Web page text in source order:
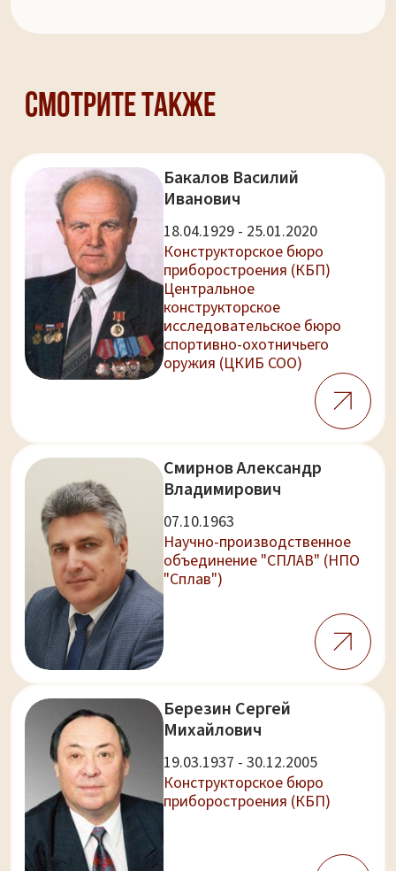
Смотрите также
Бакалов Василий
Иванович
18.04.1929 - 25.01.2020
Конструкторское бюро
приборостроения (КБП)
Центральное
конструкторское
исследовательское бюро
спортивно-охотничьего
оружия (ЦКИБ СОО)
Смирнов Александр
Владимирович
07.10.1963
Научно-производственное
объединение "СПЛАВ" (НПО
"Сплав")
Березин Сергей
Михайлович
19.03.1937 - 30.12.2005
Конструкторское бюро
приборостроения (КБП)